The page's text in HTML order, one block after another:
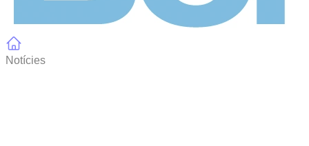
Notícies